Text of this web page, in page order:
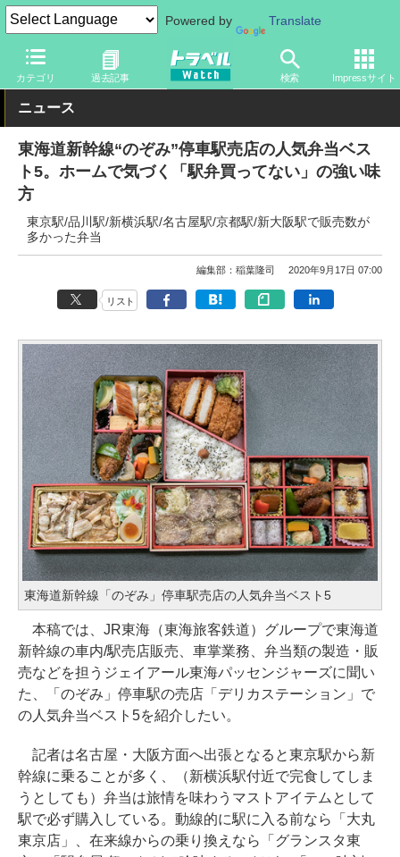
Powered by Translate
カテゴリ 過去記事 検索 Impressサイト
トラベル Watch 旅の情報 観光地
ニュース
東海道新幹線“のぞみ”停車駅売店の人気弁当ベス
ト5。ホームで気づく「駅弁買ってない」の強い味
方
東京駅/品川駅/新横浜駅/名古屋駅/京都駅/新大阪駅で販売数が
多かった弁当
編集部：稲葉隆司 2020年9月17日 07:00
リスト
東海道新幹線「のぞみ」停車駅売店の人気弁当ベスト5
本稿では、JR東海（東海旅客鉄道）グループで東海道
新幹線の車内/駅売店販売、車掌業務、弁当類の製造・販
売などを担うジェイアール東海パッセンジャーズに聞い
た、「のぞみ」停車駅の売店「デリカステーション」で
の人気弁当ベスト5を紹介したい。
記者は名古屋・大阪方面へ出張となると東京駅から新
幹線に乗ることが多く、（新横浜駅付近で完食してしま
うとしても）弁当は旅情を味わうマストアイテムとして
駅で必ず購入している。動線的に駅に入る前なら「大丸
東京店」、在来線からの乗り換えなら「グランスタ東